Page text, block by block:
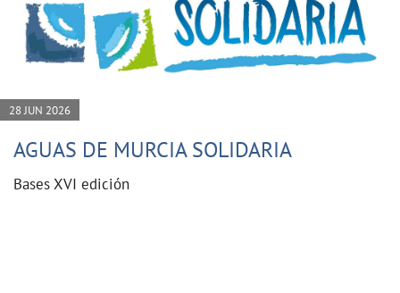
28 JUN 2026
AGUAS DE MURCIA SOLIDARIA
Bases XVI edición